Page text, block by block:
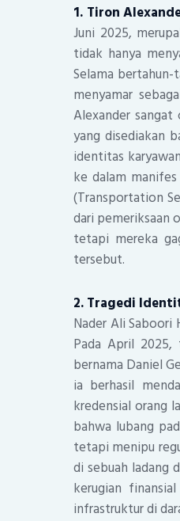
1. Tiron
Juni 2025,
tidak hanya
Selama
menyamar
Alexander
yang disediakan
identitas
ke dalam
(Transportation
dari pemeriksaan
tetapi mereka
tersebut.
2. Tragedi
Nader Ali
Pada April
bernama Daniel
ia berhasil
kredensial orang
bahwa lubang
tetapi menipu
di sebuah ladang
kerugian
infrastruktur di